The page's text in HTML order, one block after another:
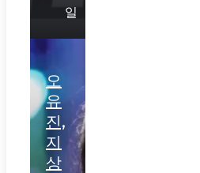
일
오
유
진,
지
상